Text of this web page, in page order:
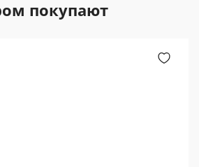
покупают